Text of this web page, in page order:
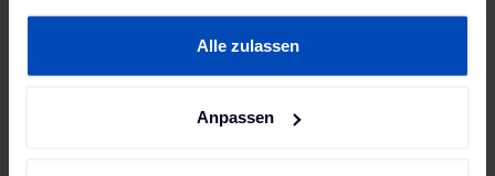
Cookie-Erklärung oder durch Klicken auf das Privacy
Trigger Symbol ändern oder widerrufen
Informationen über Ihre geografische Lage erfassen,
Alle zulassen
Anpassen
Als konnektive Wallbox ermöglicht die P40
Pro-Version die sichere und standardisierte
einfach in Backend-Systeme von Betreibern